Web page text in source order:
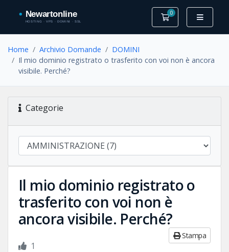
0
Carrello
Home Archivio Domande
DOMINI
Il mio dominio registrato o trasferito con voi non è ancora
visibile. Perché?
Categorie
Il mio dominio registrato o
trasferito con voi non è
ancora visibile. Perché?
Stampa
1